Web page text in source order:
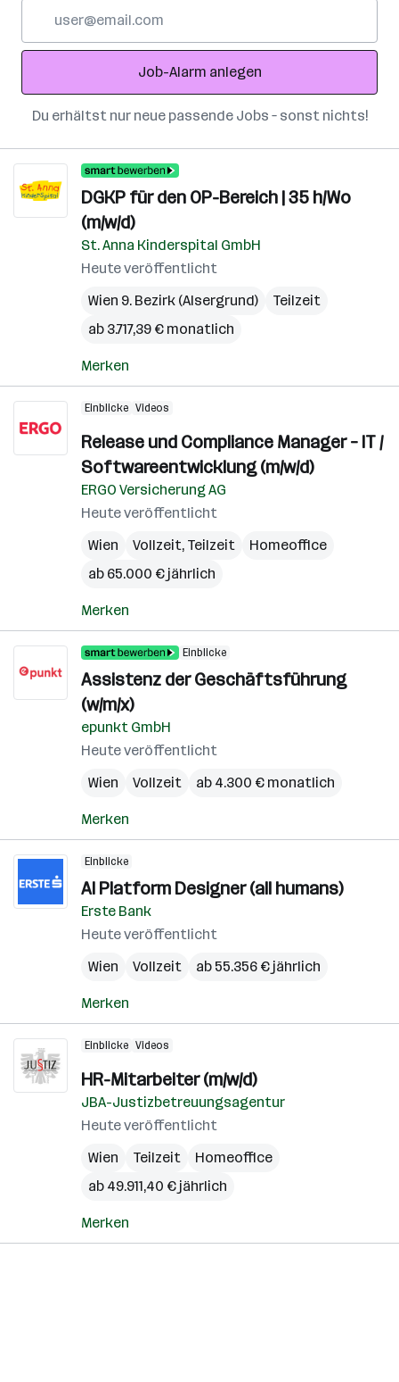
Adresse
Job-Alarm anlegen
Du erhältst nur neue passende Jobs – sonst nichts!
DGKP für den OP-Bereich | 35 h/Wo
(m/w/d)
St. Anna Kinderspital GmbH
Heute veröffentlicht
Wien 9. Bezirk (Alsergrund)
Teilzeit
ab 3.717,39 € monatlich
Merken
Einblicke Videos
Release und Compliance Manager – IT /
Softwareentwicklung (m/w/d)
ERGO Versicherung AG
Heute veröffentlicht
Wien
Vollzeit, Teilzeit
Homeoffice
ab 65.000 € jährlich
Merken
Einblicke
Assistenz der Geschäftsführung
(w/m/x)
epunkt GmbH
Heute veröffentlicht
Wien
Vollzeit ab 4.300 € monatlich
Merken
Einblicke
AI Platform Designer (all humans)
Erste Bank
Heute veröffentlicht
Wien
Vollzeit ab 55.356 € jährlich
Merken
Einblicke Videos
HR-Mitarbeiter (m/w/d)
JBA-Justizbetreuungsagentur
Heute veröffentlicht
Wien
Teilzeit
Homeoffice
ab 49.911,40 € jährlich
Merken